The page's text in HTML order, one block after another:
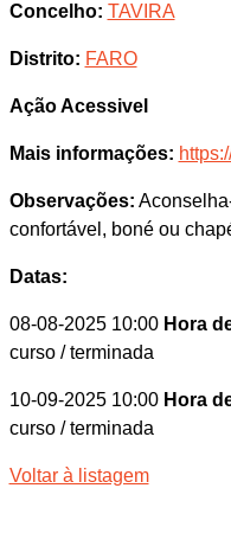
Concelho: TAVIRA
Distrito: FARO
Ação Acessivel
Mais informações:
Observações:
confortável, boné ou
Datas:
08-08-2025 10:00 Hora
curso / terminada
10-09-2025 10:00 Hora
curso / terminada
Voltar à listagem